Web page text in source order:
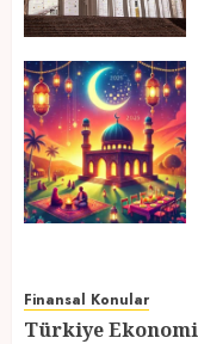
5
Finansal Konular
Türkiye